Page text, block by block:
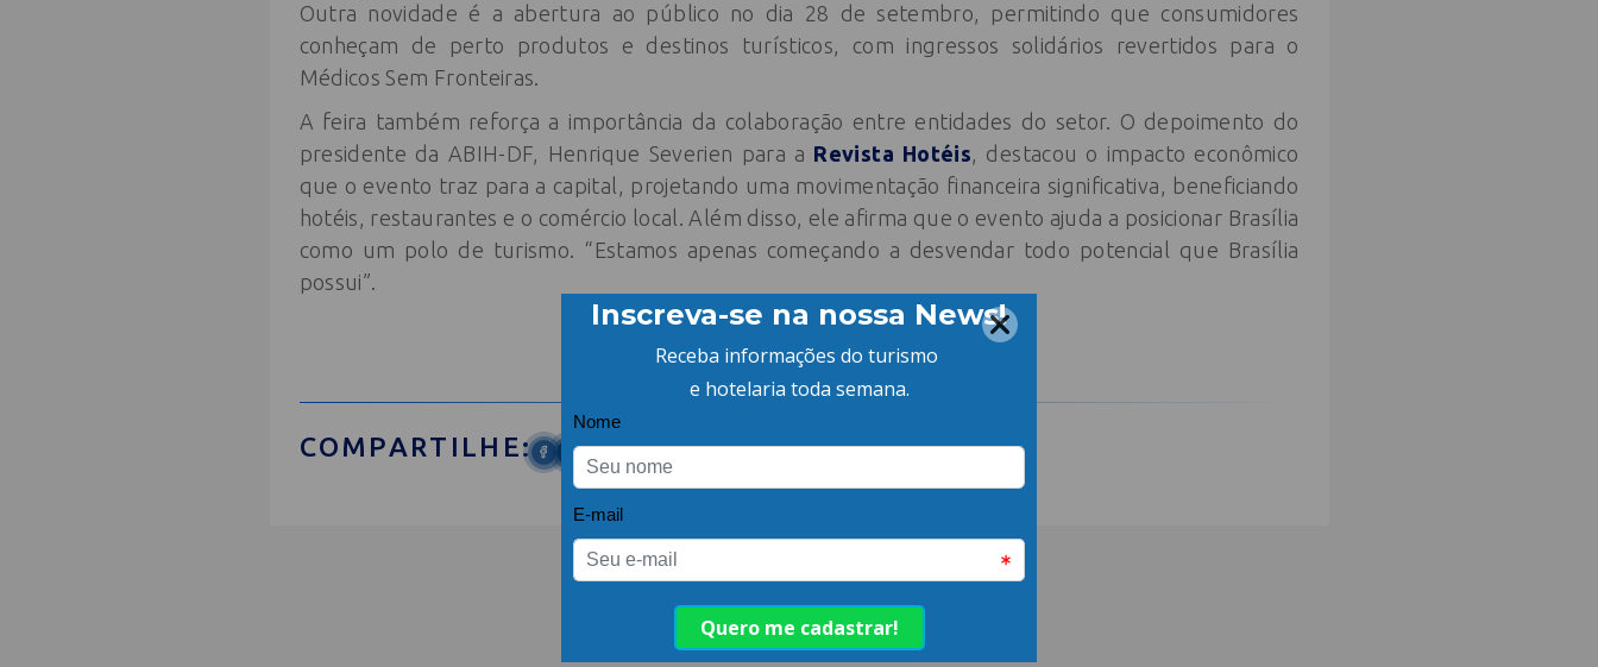
Outra novidade é a abertura ao público no dia 28 de setembro, permitindo que consumidores
conheçam de perto produtos e destinos turísticos, com ingressos solidários revertidos para o
Médicos Sem Fronteiras​.
A feira também reforça a importância da colaboração entre entidades do setor. O depoimento do
presidente da ABIH-DF, Henrique Severien para a Revista Hotéis, destacou o impacto econômico
que o evento traz para a capital, projetando uma movimentação financeira significativa, beneficiando
hotéis, restaurantes e o comércio local. Além disso, ele afirma que o evento ajuda a posicionar Brasília
como um polo de turismo. “Estamos apenas começando a desvendar todo potencial que Brasília
possui”.
COMPARTILHE: